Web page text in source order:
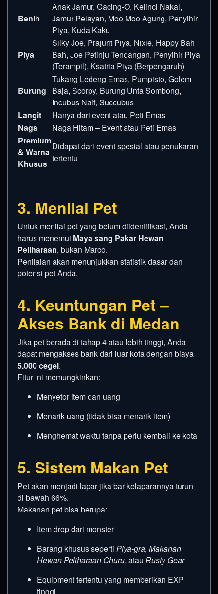
Benih
Anak Jamur, Cacing-O, Kelinci Nakal,
Jamur Pelayan, Moo Moo Agung, Penyihir
Piya, Kuda Kaku
Piya
Silky Joe, Prajurit Piya, Nixie, Happy Bah
Bah, Joe Petinju Tendangan, Penyihir Piya
(Terampil), Ksatria Piya (Berpengaruh)
Burung
Tukang Ledeng Emas, Pumpisto, Golem
Baja, Scorpy, Burung Unta Sombong,
Incubus Naif, Succubus
Langit
Hanya dari event atau Peti Emas
Naga
Naga Hitam – Event atau Peti Emas
Premium
& Warna
Khusus
Didapat dari event spesial atau penukaran
tertentu
3. Menilai Pet
Untuk menilai pet yang belum diidentifikasi, Anda
harus menemui Maya sang Pakar Hewan
Peliharaan, bukan Marco.
Penilaian akan menunjukkan statistik dasar dan
potensi pet Anda.
4. Keuntungan Pet –
Akses Bank di Medan
Jika pet berada di tahap 4 atau lebih tinggi, Anda
dapat mengakses bank dari luar kota dengan biaya
5.000 cegel.
Fitur ini memungkinkan:
Menyetor item dan uang
Menarik uang (tidak bisa menarik item)
Menghemat waktu tanpa perlu kembali ke kota
5. Sistem Makan Pet
Pet akan menjadi lapar jika bar kelaparannya turun
di bawah 66%.
Makanan pet bisa berupa:
Item drop dari monster
Barang khusus seperti Piya-gra, Makanan
Hewan Peliharaan Churu, atau Rusty Gear
Equipment tertentu yang memberikan EXP
tinggi